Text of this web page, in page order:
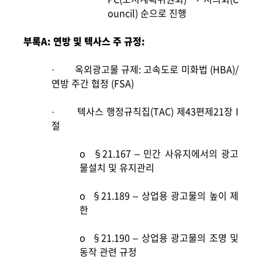
ouncil) 순으로 진행
부록A: 연방 및 텍사스 주 규정:
·
옥외광고물 규제: 고속도로 미화법 (HBA)/
연방 주간 협정 (FSA)
·
텍사스 행정규칙집(TAC) 제43편제21장 I
절
o
§21.167 – 민간 사유지에서의 광고
물설치 및 유지관리
o
§21.189 – 상업용 광고물의 높이 제
한
o
§21.190 – 상업용 광고물의 조명 및
동작 관련 규정